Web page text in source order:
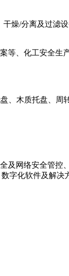
燥/分离及过滤
等、化工安全生
、木质托盘、周
及网络安全管控
字化软件及解决